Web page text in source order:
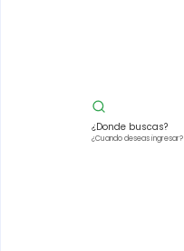
¿Donde buscas?
¿Cuando deseas ingresar?